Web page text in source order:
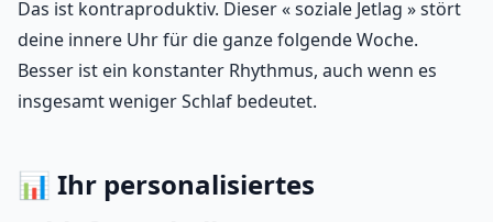
Das ist kontraproduktiv. Dieser « soziale Jetlag » stört
deine innere Uhr für die ganze folgende Woche.
Besser ist ein konstanter Rhythmus, auch wenn es
insgesamt weniger Schlaf bedeutet.
📊 Ihr personalisiertes